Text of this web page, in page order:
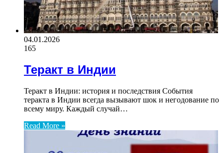
04.01.2026
165
Теракт в Индии
Теракт в Индии: история и последствия События
теракта в Индии всегда вызывают шок и негодование по
всему миру. Каждый случай…
Read More »